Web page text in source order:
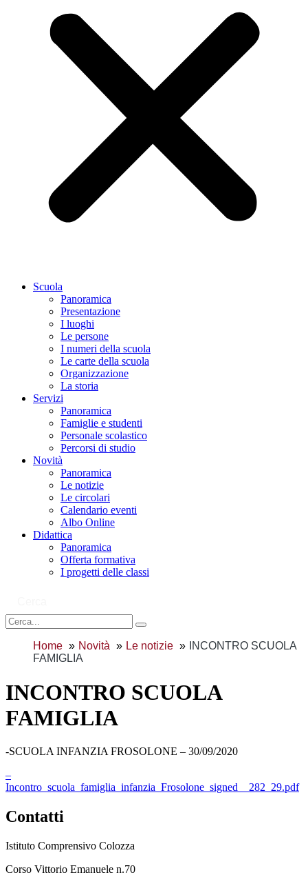
Scuola
Panoramica
Presentazione
I luoghi
Le persone
I numeri della scuola
Le carte della scuola
Organizzazione
La storia
Servizi
Panoramica
Famiglie e studenti
Personale scolastico
Percorsi di studio
Novità
Panoramica
Le notizie
Le circolari
Calendario eventi
Albo Online
Didattica
Panoramica
Offerta formativa
I progetti delle classi
Home Novità Le notizie
INCONTRO SCUOLA
FAMIGLIA
INCONTRO SCUOLA
FAMIGLIA
-SCUOLA INFANZIA FROSOLONE – 30/09/2020
–
Incontro_scuola_famiglia_infanzia_Frosolone_signed__282_29.pdf
Contatti
Istituto Comprensivo Colozza
Corso Vittorio Emanuele n.70